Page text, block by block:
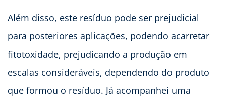
Além disso, este resíduo pode ser prejudicial
para posteriores aplicações, podendo acarretar
fitotoxidade, prejudicando a produção em
escalas consideráveis, dependendo do produto
que formou o resíduo. Já acompanhei uma